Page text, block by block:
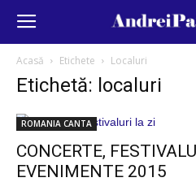
Acasă Etichete Localuri
Etichetă: localuri
ROMANIA CANTA
CONCERTE,
EVENIMENTE 2015